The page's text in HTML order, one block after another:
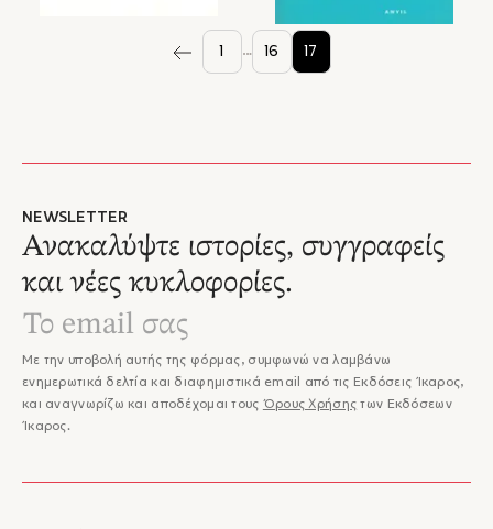
1 … 16 17
NEWSLETTER
Ανακαλύψτε ιστορίες, συγγραφείς
και νέες κυκλοφορίες.
Με την υποβολή αυτής της φόρμας, συμφωνώ να λαμβάνω
ενημερωτικά δελτία και διαφημιστικά email από τις Εκδόσεις Ίκαρος,
και αναγνωρίζω και αποδέχομαι τους Όρους Χρήσης των Εκδόσεων
Ίκαρος.